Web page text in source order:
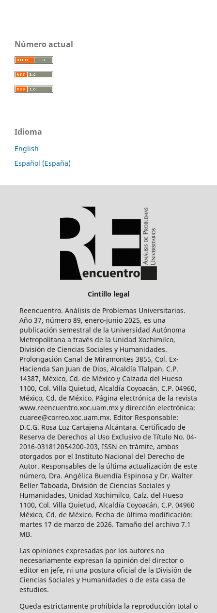
Número actual
Idioma
English
Español (España)
Cintillo legal
Reencuentro. Análisis de Problemas Universitarios.
Año 37, número 89, enero-junio 2025, es una
publicación semestral de la Universidad Autónoma
Metropolitana a través de la Unidad Xochimilco,
División de Ciencias Sociales y Humanidades.
Prolongación Canal de Miramontes 3855, Col. Ex-
Hacienda San Juan de Dios, Alcaldía Tlalpan, C.P.
14387, México, Cd. de México y Calzada del Hueso
1100, Col. Villa Quietud, Alcaldía Coyoacán, C.P. 04960,
México, Cd. de México. Página electrónica de la revista
www.reencuentro.xoc.uam.mx y dirección electrónica:
cuaree@correo.xoc.uam.mx. Editor Responsable:
D.C.G. Rosa Luz Cartajena Alcántara. Certificado de
Reserva de Derechos al Uso Exclusivo de Título No. 04-
2016-031812054200-203, ISSN en trámite, ambos
otorgados por el Instituto Nacional del Derecho de
Autor. Responsables de la última actualización de este
número, Dra. Angélica Buendía Espinosa y Dr. Walter
Beller Taboada, División de Ciencias Sociales y
Humanidades, Unidad Xochimilco, Calz. del Hueso
1100, Col. Villa Quietud, Alcaldía Coyoacán, C.P. 04960
México, Cd. de México. Fecha de última modificación:
martes 17 de marzo de 2026. Tamaño del archivo 7.1
MB.
Las opiniones expresadas por los autores no
necesariamente expresan la opinión del director o
editor en jefe, ni una postura oficial de la División de
Ciencias Sociales y Humanidades o de esta casa de
estudios.
Queda estrictamente prohibida la reproducción total o